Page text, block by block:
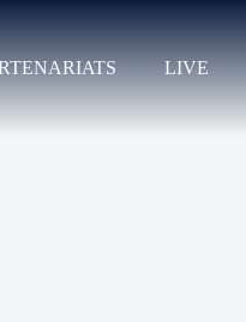
LIVE